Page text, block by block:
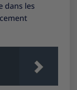
dans les